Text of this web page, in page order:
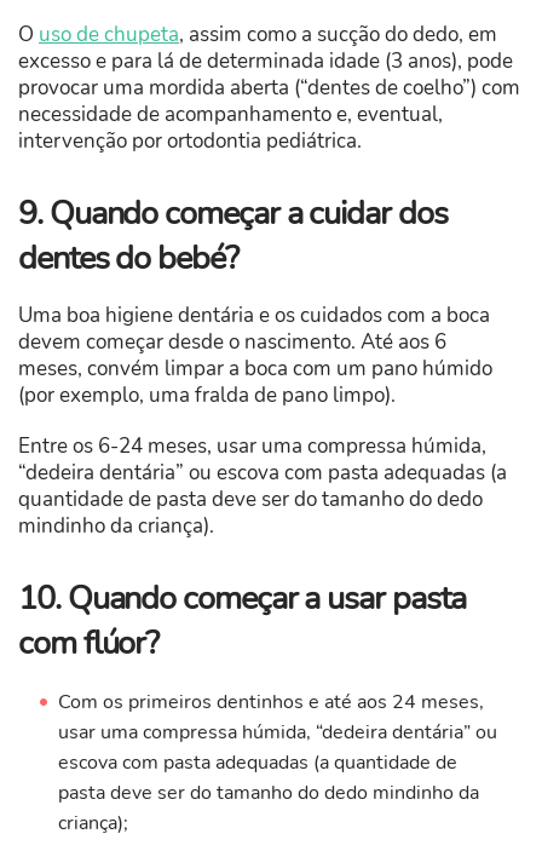
O uso de chupeta, assim como a sucção do dedo, em
excesso e para lá de determinada idade (3 anos), pode
provocar uma mordida aberta (“dentes de coelho”) com
necessidade de acompanhamento e, eventual,
intervenção por ortodontia pediátrica.
9. Quando começar a cuidar dos
dentes do bebé?
Uma boa higiene dentária e os cuidados com a boca
devem começar desde o nascimento. Até aos 6
meses, convém limpar a boca com um pano húmido
(por exemplo, uma fralda de pano limpo).
Entre os 6-24 meses, usar uma compressa húmida,
“dedeira dentária” ou escova com pasta adequadas (a
quantidade de pasta deve ser do tamanho do dedo
mindinho da criança).
10. Quando começar a usar pasta
com flúor?
Com os primeiros dentinhos e até aos 24 meses,
usar uma compressa húmida, “dedeira dentária” ou
escova com pasta adequadas (a quantidade de
pasta deve ser do tamanho do dedo mindinho da
criança);